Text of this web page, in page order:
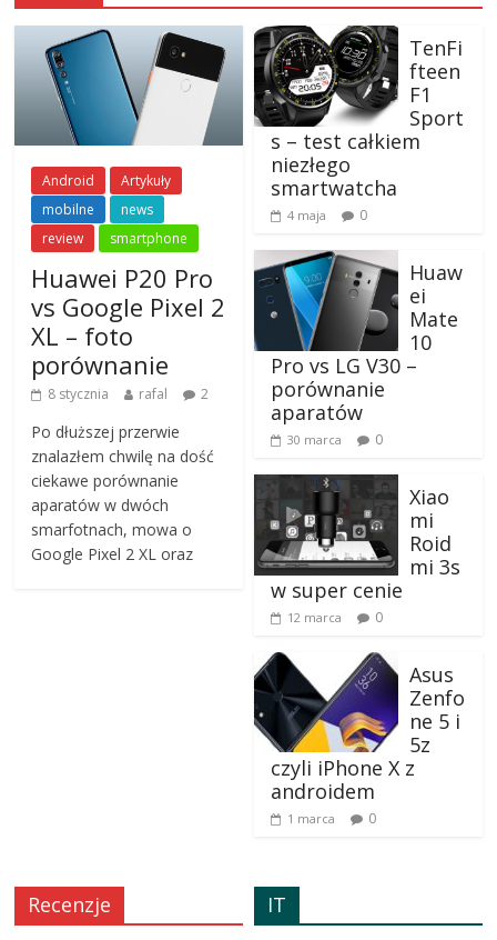
Android
Artykuły
mobilne
news
review
smartphone
Huawei P20 Pro
vs Google Pixel 2
XL – foto
porównanie
8 stycznia rafal 2
Po dłuższej przerwie
znalazłem chwilę na dość
ciekawe porównanie
aparatów w dwóch
smarfotnach, mowa o
Google Pixel 2 XL oraz
TenFi
fteen
F1
Sport
s – test całkiem
niezłego
smartwatcha
4 maja 0
Huaw
ei
Mate
10
Pro vs LG V30 –
porównanie
aparatów
30 marca 0
Xiao
mi
Roid
mi 3s
w super cenie
12 marca 0
Asus
Zenfo
ne 5 i
5z
czyli iPhone X z
androidem
1 marca 0
Recenzje IT